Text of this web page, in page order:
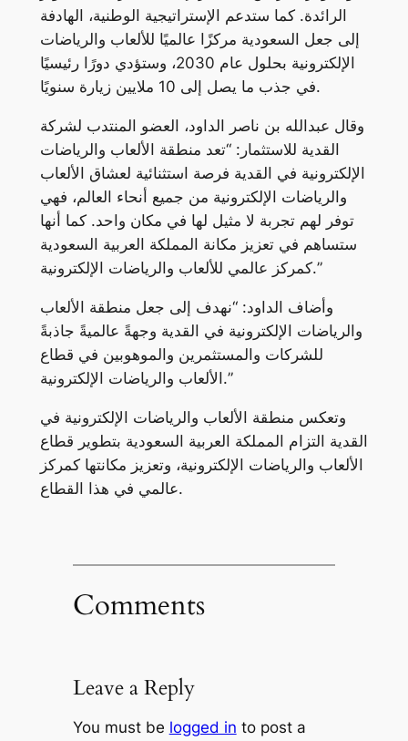
الرائدة. كما ستدعم الإستراتيجية الوطنية، الهادفة
إلى جعل السعودية مركزًا عالميًا للألعاب والرياضات
الإلكترونية بحلول عام 2030، وستؤدي دورًا رئيسيًا
في جذب ما يصل إلى 10 ملايين زيارة سنويًا.
وقال عبدالله بن ناصر الداود، العضو المنتدب لشركة
القدية للاستثمار: “تعد منطقة الألعاب والرياضات
الإلكترونية في القدية فرصة استثنائية لعشاق الألعاب
والرياضات الإلكترونية من جميع أنحاء العالم، فهي
توفر لهم تجربة لا مثيل لها في مكان واحد. كما أنها
ستساهم في تعزيز مكانة المملكة العربية السعودية
كمركز عالمي للألعاب والرياضات الإلكترونية.”
وأضاف الداود: “نهدف إلى جعل منطقة الألعاب
والرياضات الإلكترونية في القدية وجهةً عالميةً جاذبةً
للشركات والمستثمرين والموهوبين في قطاع
الألعاب والرياضات الإلكترونية.”
وتعكس منطقة الألعاب والرياضات الإلكترونية في
القدية التزام المملكة العربية السعودية بتطوير قطاع
الألعاب والرياضات الإلكترونية، وتعزيز مكانتها كمركز
عالمي في هذا القطاع.
Comments
Leave a Reply
You must be logged in to post a